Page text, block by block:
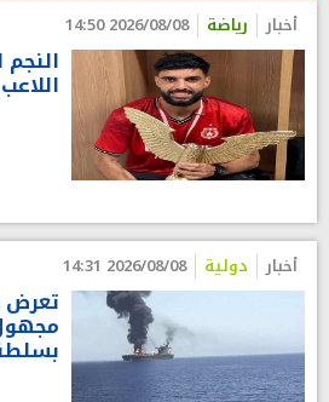
أخبار رياضة 2026/08/08 14:50
أخبار دولية 2026/08/08 14:31